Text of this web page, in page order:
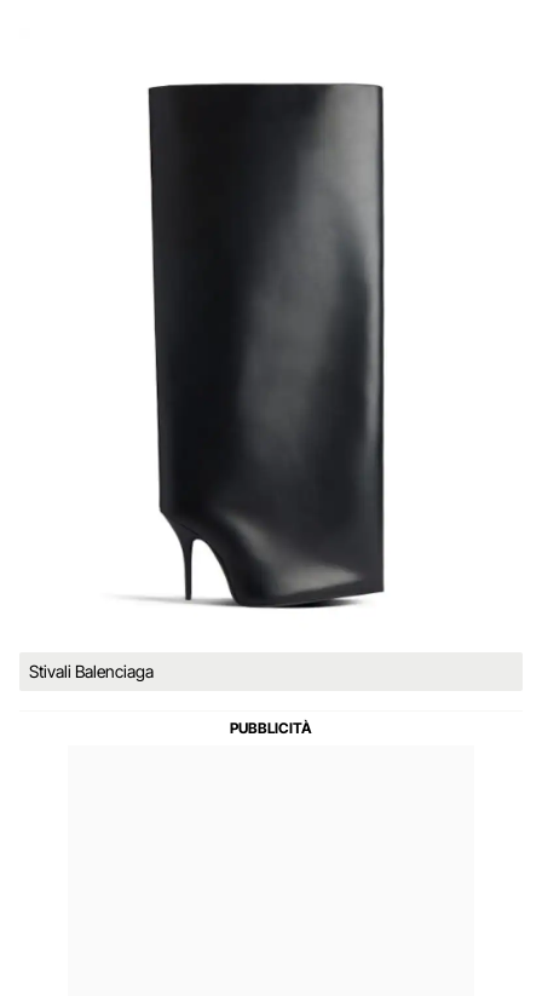
Stivali Balenciaga